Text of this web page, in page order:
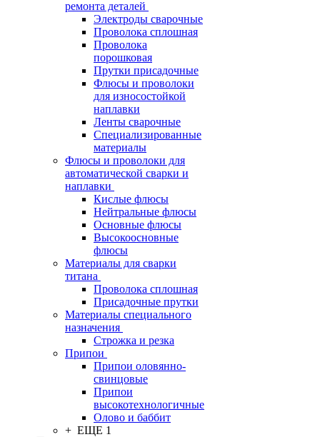
ремонта деталей
Электроды сварочные
Проволока сплошная
Проволока
порошковая
Прутки присадочные
Флюсы и проволоки
для износостойкой
наплавки
Ленты сварочные
Специализированные
материалы
Флюсы и проволоки для
автоматической сварки и
наплавки
Кислые флюсы
Нейтральные флюсы
Основные флюсы
Высокоосновные
флюсы
Материалы для сварки
титана
Проволока сплошная
Присадочные прутки
Материалы специального
назначения
Строжка и резка
Припои
Припои оловянно-
свинцовые
Припои
высокотехнологичные
Олово и баббит
+ ЕЩЕ 1